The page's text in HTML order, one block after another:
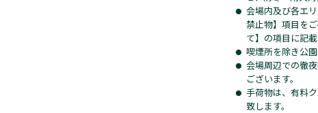
会場内及び各エ
禁止物】項目を
て】の項目に記載
喫煙所を除き公
会場周辺での徹
ございます。
手荷物は、有料
致します。